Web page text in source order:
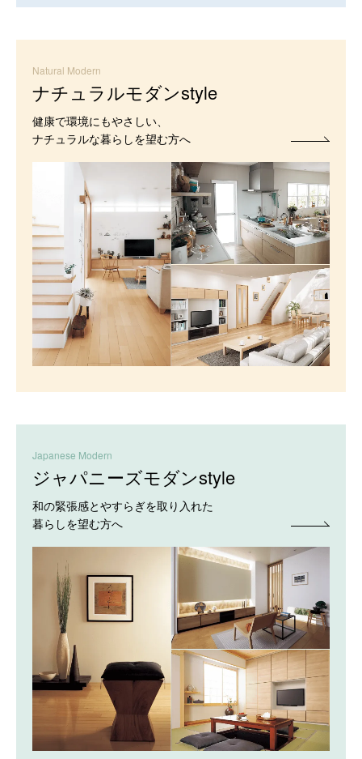
Natural Modern
ナチュラルモダンstyle
健康で環境にもやさしい、
ナチュラルな暮らしを望む方へ
Japanese Modern
ジャパニーズモダンstyle
和の緊張感とやすらぎを取り入れた
暮らしを望む方へ